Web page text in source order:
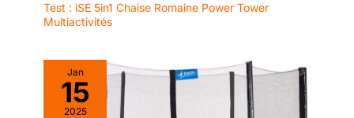
Test : iSE 5in1 Chaise Romaine Power Tower
Multiactivités
Jan
15
2025